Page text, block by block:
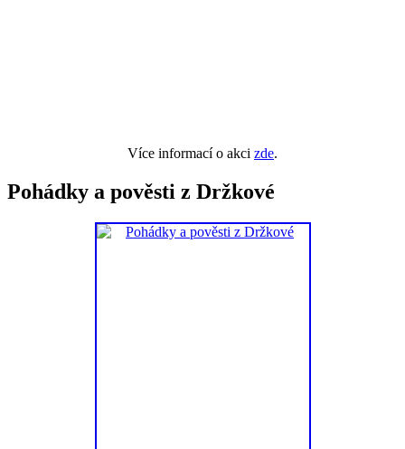
Více informací o akci zde.
Pohádky a pověsti z Držkové